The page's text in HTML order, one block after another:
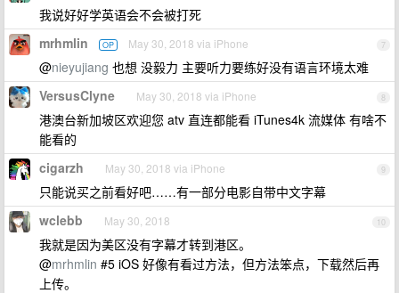
我说好好学英语会不会被打死
7
mrhmlin OP May 30, 2018 via iPhone
@nieyujiang 也想 没毅力 主要听力要练好没有语言环境太难
8
VersusClyne May 30, 2018 via iPhone
港澳台新加坡区欢迎您 atv 直连都能看 iTunes4k 流媒体 有啥不
能看的
9
cigarzh May 30, 2018 via iPhone
只能说买之前看好吧……有一部分电影自带中文字幕
10
wclebb May 30, 2018
我就是因为美区没有字幕才转到港区。
@mrhmlin #5 iOS 好像有看过方法，但方法笨点，下载然后再
上传。